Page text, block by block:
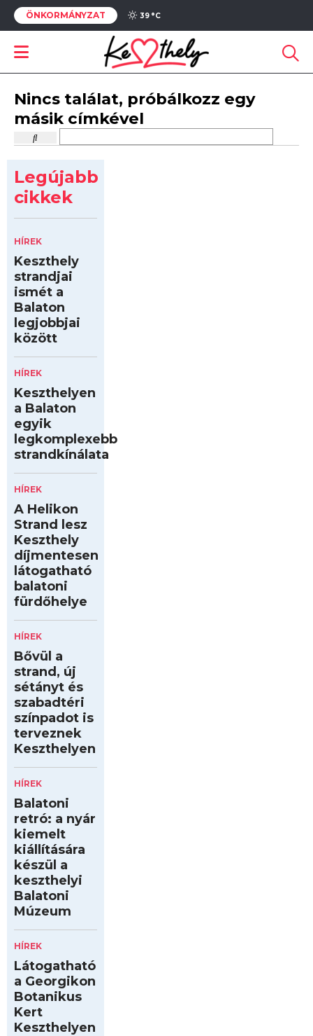
ÖNKORMÁNYZAT 39 °C
Nincs találat, próbálkozz egy
másik címkével
Legújabb
cikkek
HÍREK
Keszthely
strandjai
ismét a
Balaton
legjobbjai
között
HÍREK
Keszthelyen
a Balaton
egyik
legkomplexebb
strandkínálata
HÍREK
A Helikon
Strand lesz
Keszthely
díjmentesen
látogatható
balatoni
fürdőhelye
HÍREK
Bővül a
strand, új
sétányt és
szabadtéri
színpadot is
terveznek
Keszthelyen
HÍREK
Balatoni
retró: a nyár
kiemelt
kiállítására
készül a
keszthelyi
Balatoni
Múzeum
HÍREK
Látogatható
a Georgikon
Botanikus
Kert
Keszthelyen